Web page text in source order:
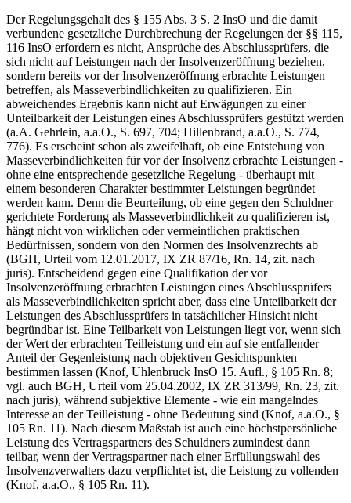
Der Regelungsgehalt des § 155 Abs. 3 S. 2 InsO und die damit
verbundene gesetzliche Durchbrechung der Regelungen der §§ 115,
116 InsO erfordern es nicht, Ansprüche des Abschlussprüfers, die
sich nicht auf Leistungen nach der Insolvenzeröffnung beziehen,
sondern bereits vor der Insolvenzeröffnung erbrachte Leistungen
betreffen, als Masseverbindlichkeiten zu qualifizieren. Ein
abweichendes Ergebnis kann nicht auf Erwägungen zu einer
Unteilbarkeit der Leistungen eines Abschlussprüfers gestützt werden
(a.A. Gehrlein, a.a.O., S. 697, 704; Hillenbrand, a.a.O., S. 774,
776). Es erscheint schon als zweifelhaft, ob eine Entstehung von
Masseverbindlichkeiten für vor der Insolvenz erbrachte Leistungen -
ohne eine entsprechende gesetzliche Regelung - überhaupt mit
einem besonderen Charakter bestimmter Leistungen begründet
werden kann. Denn die Beurteilung, ob eine gegen den Schuldner
gerichtete Forderung als Masseverbindlichkeit zu qualifizieren ist,
hängt nicht von wirklichen oder vermeintlichen praktischen
Bedürfnissen, sondern von den Normen des Insolvenzrechts ab
(BGH, Urteil vom 12.01.2017, IX ZR 87/16, Rn. 14, zit. nach
juris). Entscheidend gegen eine Qualifikation der vor
Insolvenzeröffnung erbrachten Leistungen eines Abschlussprüfers
als Masseverbindlichkeiten spricht aber, dass eine Unteilbarkeit der
Leistungen des Abschlussprüfers in tatsächlicher Hinsicht nicht
begründbar ist. Eine Teilbarkeit von Leistungen liegt vor, wenn sich
der Wert der erbrachten Teilleistung und ein auf sie entfallender
Anteil der Gegenleistung nach objektiven Gesichtspunkten
bestimmen lassen (Knof, Uhlenbruck InsO 15. Aufl., § 105 Rn. 8;
vgl. auch BGH, Urteil vom 25.04.2002, IX ZR 313/99, Rn. 23, zit.
nach juris), während subjektive Elemente - wie ein mangelndes
Interesse an der Teilleistung - ohne Bedeutung sind (Knof, a.a.O., §
105 Rn. 11). Nach diesem Maßstab ist auch eine höchstpersönliche
Leistung des Vertragspartners des Schuldners zumindest dann
teilbar, wenn der Vertragspartner nach einer Erfüllungswahl des
Insolvenzverwalters dazu verpflichtet ist, die Leistung zu vollenden
(Knof, a.a.O., § 105 Rn. 11).